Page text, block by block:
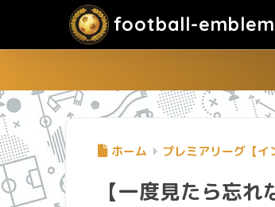
football-emblem
ホーム プレミアリーグ【イ
【一度見たら忘